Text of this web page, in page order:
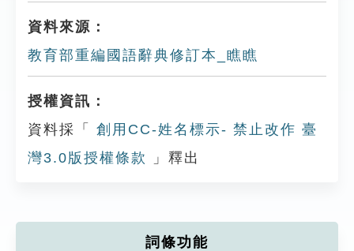
資料來源：
教育部重編國語辭典修訂本_瞧瞧
授權資訊：
資料採「
創用CC-姓名標示- 禁止改作 臺
灣3.0版授權條款
」釋出
詞條功能